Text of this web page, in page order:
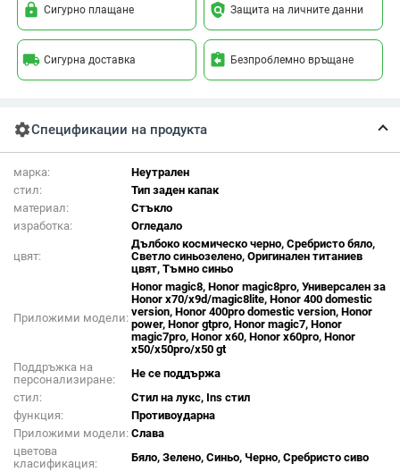
lock Сигурно плащане policy Защита на личните данни
local_shipping Сигурна доставка assignment_return Безпроблемно връщане
settingsСпецификации на продукта
марка:
Неутрален
стил:
Тип заден капак
материал:
Стъкло
изработка:
Огледало
цвят:
Дълбоко космическо черно, Сребристо бяло,
Светло синьозелено, Оригинален титаниев
цвят, Тъмно синьо
Приложими модели:
Honor magic8, Honor magic8pro, Универсален за
Honor x70/x9d/magic8lite, Honor 400 domestic
version, Honor 400pro domestic version, Honor
power, Honor gtpro, Honor magic7, Honor
magic7pro, Honor x60, Honor x60pro, Honor
x50/x50pro/x50 gt
Поддръжка на
персонализиране:
Не се поддържа
стил:
Стил на лукс, Ins стил
функция:
Противоударна
Приложими модели: Слава
цветова
класификация:
Бяло, Зелено, Синьо, Черно, Сребристо сиво